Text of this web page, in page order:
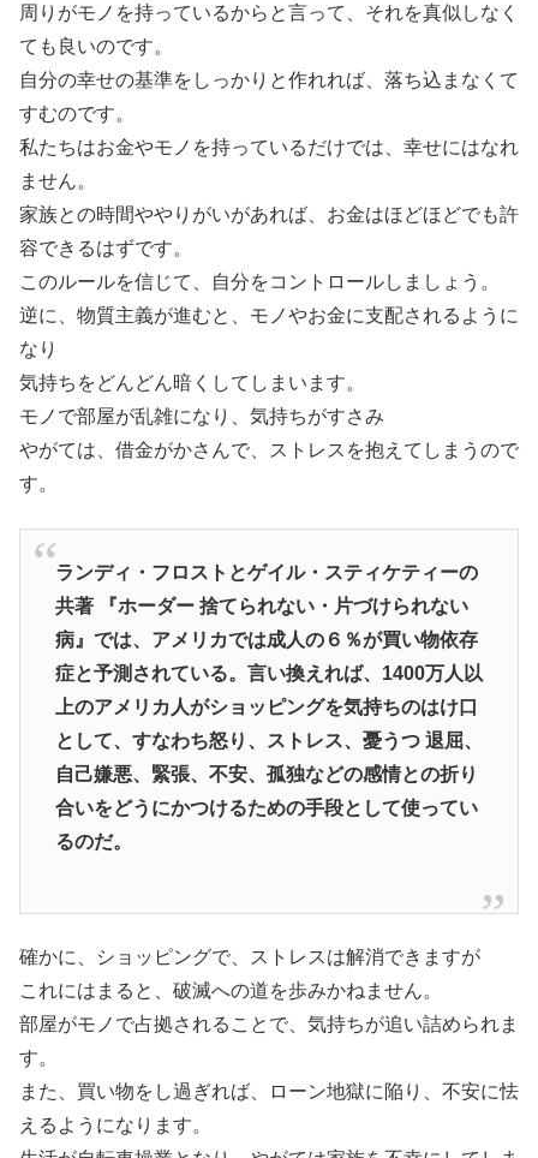
周りがモノを持っているからと言って、それを真似しなく
ても良いのです。
自分の幸せの基準をしっかりと作れれば、落ち込まなくて
すむのです。
私たちはお金やモノを持っているだけでは、幸せにはなれ
ません。
家族との時間ややりがいがあれば、お金はほどほどでも許
容できるはずです。
このルールを信じて、自分をコントロールしましょう。
逆に、物質主義が進むと、モノやお金に支配されるように
なり
気持ちをどんどん暗くしてしまいます。
モノで部屋が乱雑になり、気持ちがすさみ
やがては、借金がかさんで、ストレスを抱えてしまうので
す。
ランディ・フロストとゲイル・スティケティーの
共著 『ホーダー 捨てられない・片づけられない
病』では、アメリカでは成人の６％が買い物依存
症と予測されている。言い換えれば、1400万人以
上のアメリカ人がショッピングを気持ちのはけ口
として、すなわち怒り、ストレス、憂うつ 退屈、
自己嫌悪、緊張、不安、孤独などの感情との折り
合いをどうにかつけるための手段として使ってい
るのだ。
確かに、ショッピングで、ストレスは解消できますが
これにはまると、破滅への道を歩みかねません。
部屋がモノで占拠されることで、気持ちが追い詰められま
す。
また、買い物をし過ぎれば、ローン地獄に陥り、不安に怯
えるようになります。